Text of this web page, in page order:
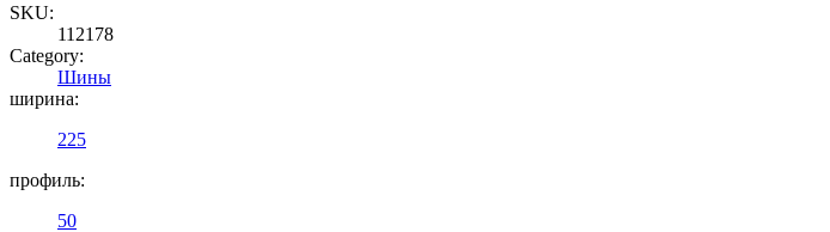
SKU:
112178
Category:
Шины
ширина:
225
профиль:
50